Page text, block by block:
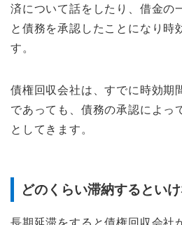
済について話をしたり、借金の
と債務を承認したことになり時
す。
債権回収会社は、すでに時効期
であっても、債務の承認によっ
としてきます。
どのくらい滞納するとい
長期延滞をすると債権回収会社